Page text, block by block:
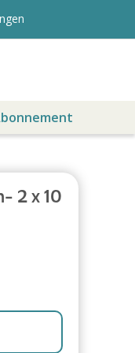
2 x 10